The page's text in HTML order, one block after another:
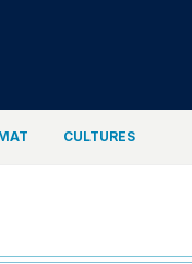
CULTURES